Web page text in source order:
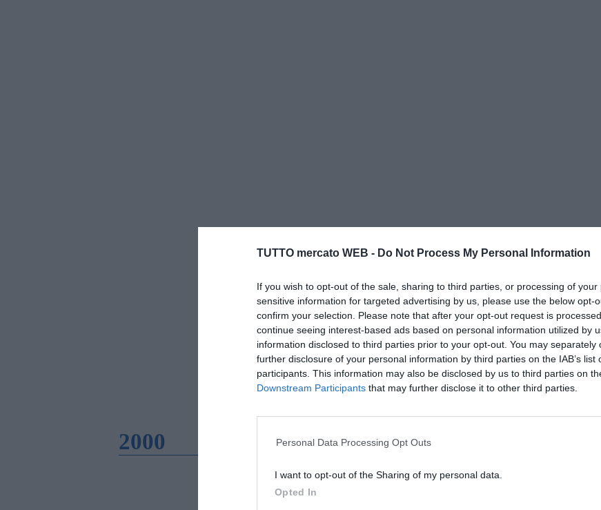
TUTTO mercato WEB - Do Not Process My Personal Information
If you wish to opt-out of the sale, sharing to third parties, or processing of your
sensitive information for targeted advertising by us, please use the below opt-
confirm your selection. Please note that after your opt-out request is
continue seeing interest-based ads based on personal information utilized by
information disclosed to third parties prior to your opt-out. You may separately
further disclosure of your personal information by third parties on the IAB’s list
participants. This information may also be disclosed by us to third parties on
Downstream Participants that may further disclose it to other third parties.
Personal Data Processing Opt Outs
I want to opt-out of the Sharing of my personal data.
Opted In
2000